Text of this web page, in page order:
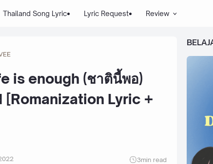
Thailand Song Lyric Lyric Request Review
is enough (ชาตินี้พอ)
[Romanization Lyric +
3min read